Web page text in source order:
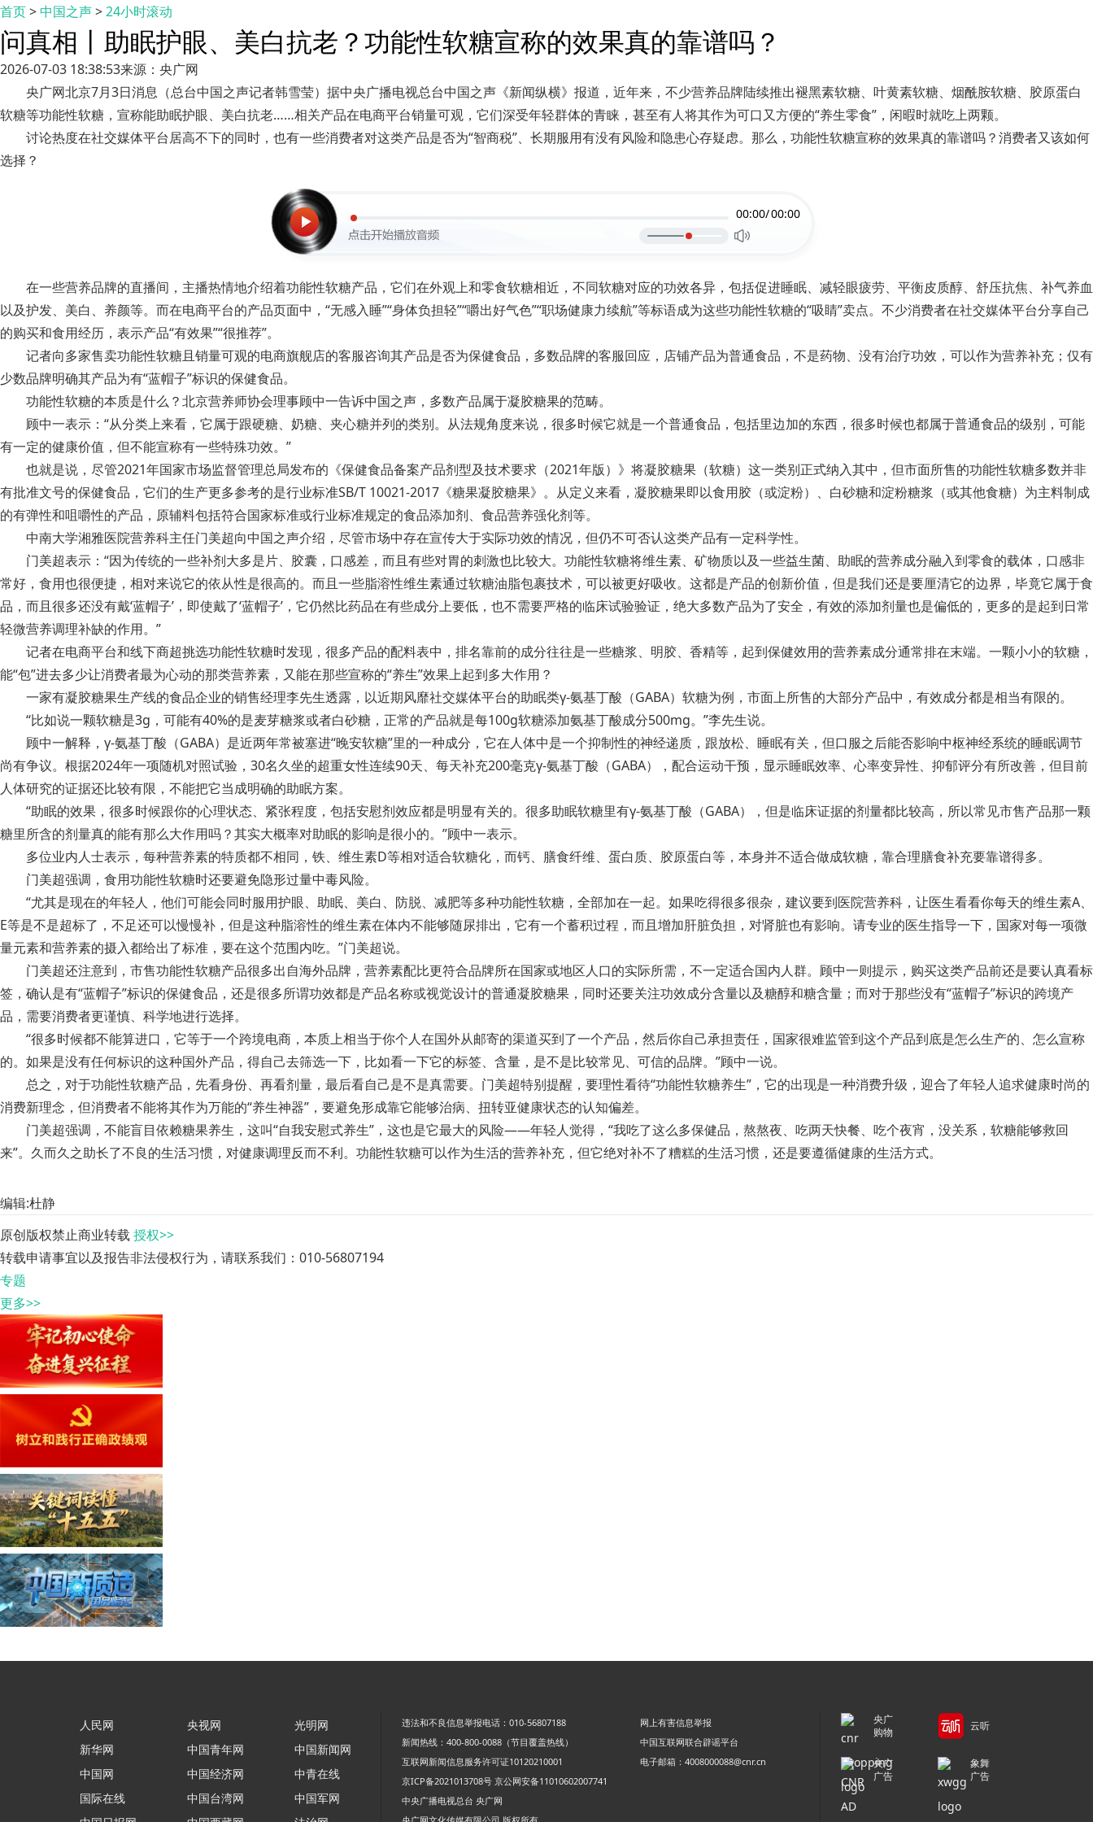
首页>中国之声>24小时滚动
问真相丨助眠护眼、美白抗老？功能性软糖宣称的效果真的靠谱吗？
2026-07-03 18:38:53来源：央广网
央广网北京7月3日消息（总台中国之声记者韩雪莹）据中央广播电视总台中国之声《新闻纵横》报道，近年来，不少营养品牌陆续推出褪黑素软糖、叶黄素软糖、烟酰胺软糖、胶原蛋白
软糖等功能性软糖，宣称能助眠护眼、美白抗老……相关产品在电商平台销量可观，它们深受年轻群体的青睐，甚至有人将其作为可口又方便的“养生零食”，闲暇时就吃上两颗。
讨论热度在社交媒体平台居高不下的同时，也有一些消费者对这类产品是否为“智商税”、长期服用有没有风险和隐患心存疑虑。那么，功能性软糖宣称的效果真的靠谱吗？消费者又该如何
选择？
00:00/00:00
在一些营养品牌的直播间，主播热情地介绍着功能性软糖产品，它们在外观上和零食软糖相近，不同软糖对应的功效各异，包括促进睡眠、减轻眼疲劳、平衡皮质醇、舒压抗焦、补气养血
以及护发、美白、养颜等。而在电商平台的产品页面中，“无感入睡”“身体负担轻”“嚼出好气色”“职场健康力续航”等标语成为这些功能性软糖的“吸睛”卖点。不少消费者在社交媒体平台分享自己
的购买和食用经历，表示产品“有效果”“很推荐”。
记者向多家售卖功能性软糖且销量可观的电商旗舰店的客服咨询其产品是否为保健食品，多数品牌的客服回应，店铺产品为普通食品，不是药物、没有治疗功效，可以作为营养补充；仅有
少数品牌明确其产品为有“蓝帽子”标识的保健食品。
功能性软糖的本质是什么？北京营养师协会理事顾中一告诉中国之声，多数产品属于凝胶糖果的范畴。
顾中一表示：“从分类上来看，它属于跟硬糖、奶糖、夹心糖并列的类别。从法规角度来说，很多时候它就是一个普通食品，包括里边加的东西，很多时候也都属于普通食品的级别，可能
有一定的健康价值，但不能宣称有一些特殊功效。”
也就是说，尽管2021年国家市场监督管理总局发布的《保健食品备案产品剂型及技术要求（2021年版）》将凝胶糖果（软糖）这一类别正式纳入其中，但市面所售的功能性软糖多数并非
有批准文号的保健食品，它们的生产更多参考的是行业标准SB/T 10021-2017《糖果凝胶糖果》。从定义来看，凝胶糖果即以食用胶（或淀粉）、白砂糖和淀粉糖浆（或其他食糖）为主料制成
的有弹性和咀嚼性的产品，原辅料包括符合国家标准或行业标准规定的食品添加剂、食品营养强化剂等。
中南大学湘雅医院营养科主任门美超向中国之声介绍，尽管市场中存在宣传大于实际功效的情况，但仍不可否认这类产品有一定科学性。
门美超表示：“因为传统的一些补剂大多是片、胶囊，口感差，而且有些对胃的刺激也比较大。功能性软糖将维生素、矿物质以及一些益生菌、助眠的营养成分融入到零食的载体，口感非
常好，食用也很便捷，相对来说它的依从性是很高的。而且一些脂溶性维生素通过软糖油脂包裹技术，可以被更好吸收。这都是产品的创新价值，但是我们还是要厘清它的边界，毕竟它属于食
品，而且很多还没有戴‘蓝帽子’，即使戴了‘蓝帽子’，它仍然比药品在有些成分上要低，也不需要严格的临床试验验证，绝大多数产品为了安全，有效的添加剂量也是偏低的，更多的是起到日常
轻微营养调理补缺的作用。”
记者在电商平台和线下商超挑选功能性软糖时发现，很多产品的配料表中，排名靠前的成分往往是一些糖浆、明胶、香精等，起到保健效用的营养素成分通常排在末端。一颗小小的软糖，
能“包”进去多少让消费者最为心动的那类营养素，又能在那些宣称的“养生”效果上起到多大作用？
一家有凝胶糖果生产线的食品企业的销售经理李先生透露，以近期风靡社交媒体平台的助眠类γ-氨基丁酸（GABA）软糖为例，市面上所售的大部分产品中，有效成分都是相当有限的。
“比如说一颗软糖是3g，可能有40%的是麦芽糖浆或者白砂糖，正常的产品就是每100g软糖添加氨基丁酸成分500mg。”李先生说。
顾中一解释，γ-氨基丁酸（GABA）是近两年常被塞进“晚安软糖”里的一种成分，它在人体中是一个抑制性的神经递质，跟放松、睡眠有关，但口服之后能否影响中枢神经系统的睡眠调节
尚有争议。根据2024年一项随机对照试验，30名久坐的超重女性连续90天、每天补充200毫克γ-氨基丁酸（GABA），配合运动干预，显示睡眠效率、心率变异性、抑郁评分有所改善，但目前
人体研究的证据还比较有限，不能把它当成明确的助眠方案。
“助眠的效果，很多时候跟你的心理状态、紧张程度，包括安慰剂效应都是明显有关的。很多助眠软糖里有γ-氨基丁酸（GABA），但是临床证据的剂量都比较高，所以常见市售产品那一颗
糖里所含的剂量真的能有那么大作用吗？其实大概率对助眠的影响是很小的。”顾中一表示。
多位业内人士表示，每种营养素的特质都不相同，铁、维生素D等相对适合软糖化，而钙、膳食纤维、蛋白质、胶原蛋白等，本身并不适合做成软糖，靠合理膳食补充要靠谱得多。
门美超强调，食用功能性软糖时还要避免隐形过量中毒风险。
“尤其是现在的年轻人，他们可能会同时服用护眼、助眠、美白、防脱、减肥等多种功能性软糖，全部加在一起。如果吃得很多很杂，建议要到医院营养科，让医生看看你每天的维生素A、
E等是不是超标了，不足还可以慢慢补，但是这种脂溶性的维生素在体内不能够随尿排出，它有一个蓄积过程，而且增加肝脏负担，对肾脏也有影响。请专业的医生指导一下，国家对每一项微
量元素和营养素的摄入都给出了标准，要在这个范围内吃。”门美超说。
门美超还注意到，市售功能性软糖产品很多出自海外品牌，营养素配比更符合品牌所在国家或地区人口的实际所需，不一定适合国内人群。顾中一则提示，购买这类产品前还是要认真看标
签，确认是有“蓝帽子”标识的保健食品，还是很多所谓功效都是产品名称或视觉设计的普通凝胶糖果，同时还要关注功效成分含量以及糖醇和糖含量；而对于那些没有“蓝帽子”标识的跨境产
品，需要消费者更谨慎、科学地进行选择。
“很多时候都不能算进口，它等于一个跨境电商，本质上相当于你个人在国外从邮寄的渠道买到了一个产品，然后你自己承担责任，国家很难监管到这个产品到底是怎么生产的、怎么宣称
的。如果是没有任何标识的这种国外产品，得自己去筛选一下，比如看一下它的标签、含量，是不是比较常见、可信的品牌。”顾中一说。
总之，对于功能性软糖产品，先看身份、再看剂量，最后看自己是不是真需要。门美超特别提醒，要理性看待“功能性软糖养生”，它的出现是一种消费升级，迎合了年轻人追求健康时尚的
消费新理念，但消费者不能将其作为万能的“养生神器”，要避免形成靠它能够治病、扭转亚健康状态的认知偏差。
门美超强调，不能盲目依赖糖果养生，这叫“自我安慰式养生”，这也是它最大的风险——年轻人觉得，“我吃了这么多保健品，熬熬夜、吃两天快餐、吃个夜宵，没关系，软糖能够救回
来”。久而久之助长了不良的生活习惯，对健康调理反而不利。功能性软糖可以作为生活的营养补充，但它绝对补不了糟糕的生活习惯，还是要遵循健康的生活方式。
编辑:杜静
原创版权禁止商业转载 授权>>
转载申请事宜以及报告非法侵权行为，请联系我们：010-56807194
专题
更多>>
人民网
新华网
中国网
国际在线
央视网
中国青年网
中国经济网
中国台湾网
光明网
中国新闻网
中青在线
中国军网
违法和不良信息举报电话：010-56807188
网上有害信息举报
新闻热线：400-800-0088（节目覆盖热线）
中国互联网联合辟谣平台
互联网新闻信息服务许可证10120210001
电子邮箱：4008000088@cnr.cn
京ICP备2021013708号 京公网安备11010602007741
中央广播电视总台 央广网
央广
购物
云听
央广
广告
象舞
广告